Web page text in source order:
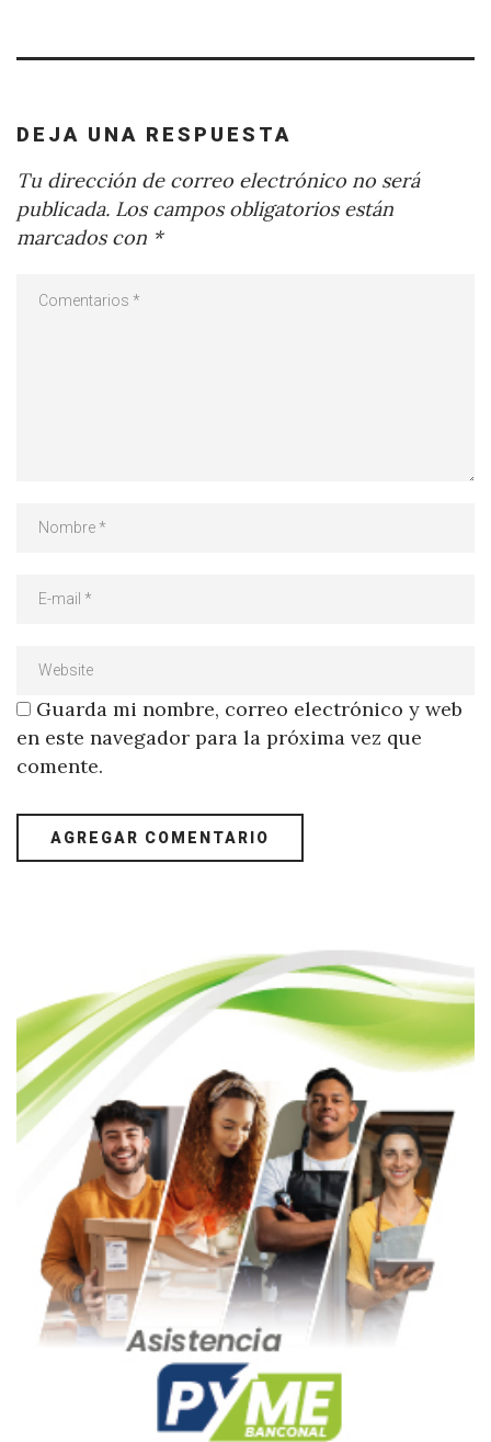
DEJA UNA RESPUESTA
Tu dirección de correo electrónico no será
publicada. Los campos obligatorios están
marcados con *
Guarda mi nombre, correo electrónico y web
en este navegador para la próxima vez que
comente.